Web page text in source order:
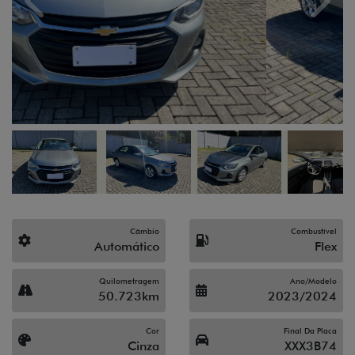
Previous Next
Câmbio
Automático
Combustível
Flex
Quilometragem
50.723km
Ano/Modelo
2023/2024
Cor
Cinza
Final Da Placa
XXX3B74